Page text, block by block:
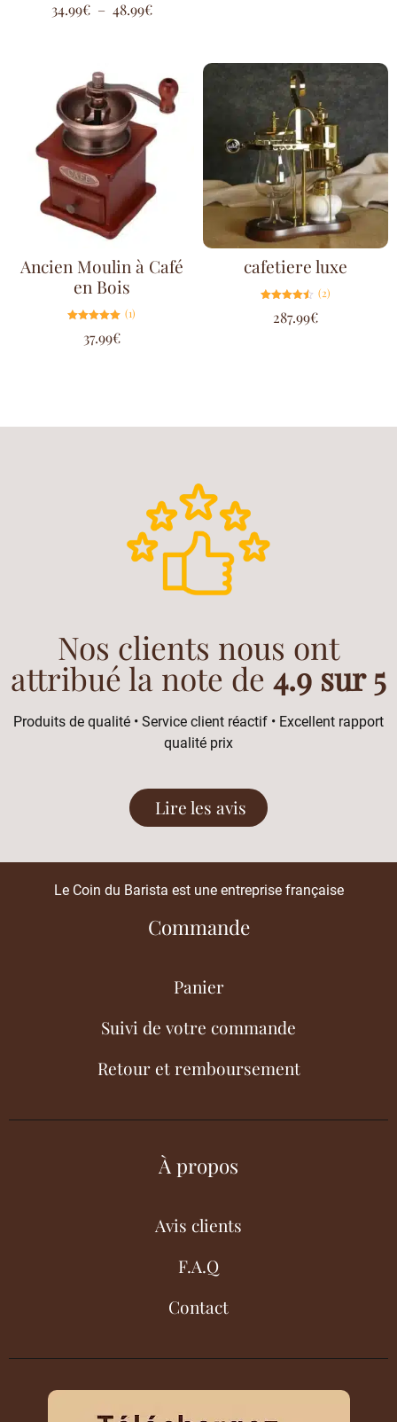
5.00
sur 5
34.99€ – 48.99€
Ancien Moulin à Café
en Bois
5.00
sur 5
(1)
37.99€
cafetiere luxe
4.50
sur 5
(2)
287.99€
Nos clients nous ont
attribué la note de 4.9 sur 5
Produits de qualité • Service client réactif • Excellent rapport
qualité prix
Lire les avis
Le Coin du Barista est une entreprise française
Commande
Panier
Suivi de votre commande
Retour et remboursement
À propos
Avis clients
F.A.Q
Contact